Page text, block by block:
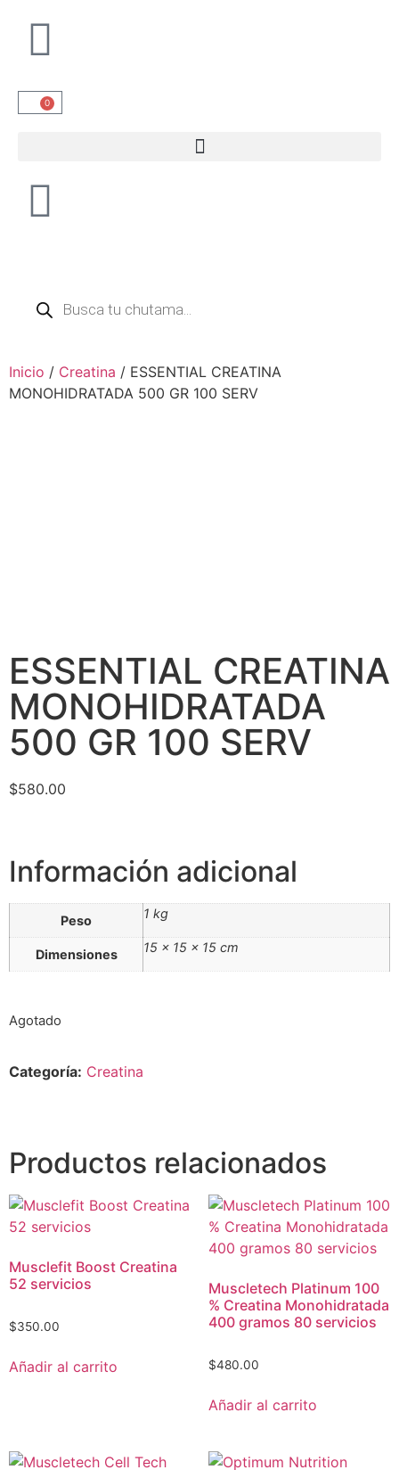
0
Inicio / Creatina / ESSENTIAL CREATINA
MONOHIDRATADA 500 GR 100 SERV
ESSENTIAL CREATINA
MONOHIDRATADA
500 GR 100 SERV
$580.00
Información adicional
Peso 1 kg
Dimensiones 15 × 15 × 15 cm
Agotado
Categoría: Creatina
Productos relacionados
Musclefit Boost Creatina
52 servicios
$350.00
Añadir al carrito
Muscletech Platinum 100
% Creatina Monohidratada
400 gramos 80 servicios
$480.00
Añadir al carrito